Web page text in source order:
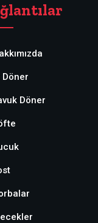
Döner
Döner